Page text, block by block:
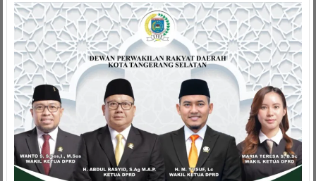
Program
Ketahanan
Pangan
di
Kabupaten
Pangandaran